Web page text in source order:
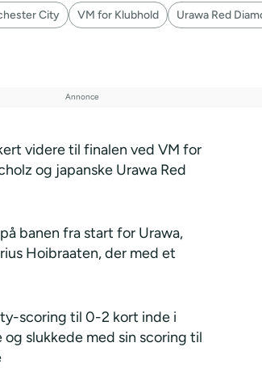
City VM for Klubhold
Urawa Red
videre til finalen ved VM for
og japanske Urawa Red
banen fra start for Urawa,
Hoibraaten, der med et
scoring til 0-2 kort inde i
slukkede med sin scoring til